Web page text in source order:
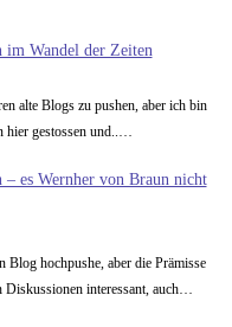
im Wandel der Zeiten
alte Blogs zu pushen, aber ich bin
hier gestossen und..…
– es Wernher von Braun nicht
Blog hochpushe, aber die Prämisse
Diskussionen interessant, auch…